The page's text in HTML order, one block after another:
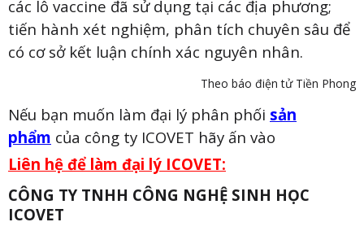
các lô vaccine đã sử dụng tại các địa phương;
tiến hành xét nghiệm, phân tích chuyên sâu để
có cơ sở kết luận chính xác nguyên nhân.
Theo báo điện tử Tiền Phong
Nếu bạn muốn làm đại lý phân phối sản
phẩm của công ty ICOVET hãy ấn vào
Liên hệ để làm đại lý ICOVET:
CÔNG TY TNHH CÔNG NGHỆ SINH HỌC
ICOVET